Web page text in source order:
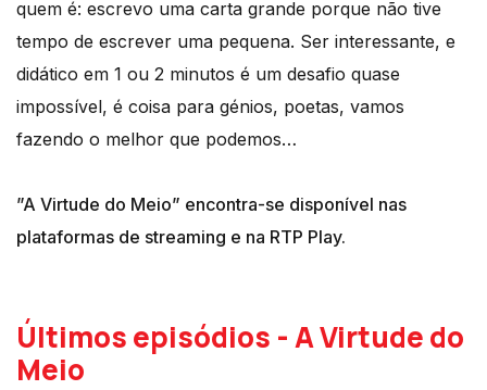
quem é: escrevo uma carta grande porque não tive
tempo de escrever uma pequena. Ser interessante, e
didático em 1 ou 2 minutos é um desafio quase
impossível, é coisa para génios, poetas, vamos
fazendo o melhor que podemos…
”A Virtude do Meio” encontra-se disponível nas
plataformas de streaming e na RTP Play.
Últimos episódios - A Virtude do
Meio